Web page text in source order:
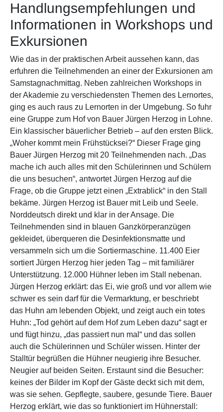
Handlungsempfehlungen und
Informationen in Workshops und
Exkursionen
Wie das in der praktischen Arbeit aussehen kann, das
erfuhren die Teilnehmenden an einer der Exkursionen am
Samstagnachmittag. Neben zahlreichen Workshops in
der Akademie zu verschiedensten Themen des Lernortes,
ging es auch raus zu Lernorten in der Umgebung. So fuhr
eine Gruppe zum Hof von Bauer Jürgen Herzog in Lohne.
Ein klassischer bäuerlicher Betrieb – auf den ersten Blick.
„Woher kommt mein Frühstücksei?“ Dieser Frage ging
Bauer Jürgen Herzog mit 20 Teilnehmenden nach. „Das
mache ich auch alles mit den Schülerinnen und Schülern
die uns besuchen“, antwortet Jürgen Herzog auf die
Frage, ob die Gruppe jetzt einen „Extrablick“ in den Stall
bekäme. Jürgen Herzog ist Bauer mit Leib und Seele.
Norddeutsch direkt und klar in der Ansage. Die
Teilnehmenden sind in blauen Ganzkörperanzügen
gekleidet, überqueren die Desinfektionsmatte und
versammeln sich um die Sortiermaschine. 11.400 Eier
sortiert Jürgen Herzog hier jeden Tag – mit familiärer
Unterstützung. 12.000 Hühner leben im Stall nebenan.
Jürgen Herzog erklärt: das Ei, wie groß und vor allem wie
schwer es sein darf für die Vermarktung, er beschriebt
das Huhn am lebenden Objekt, und zeigt auch ein totes
Huhn: „Tod gehört auf dem Hof zum Leben dazu“ sagt er
und fügt hinzu, „das passiert nun mal“ und das sollen
auch die Schülerinnen und Schüler wissen. Hinter der
Stalltür begrüßen die Hühner neugierig ihre Besucher.
Neugier auf beiden Seiten. Erstaunt sind die Besucher:
keines der Bilder im Kopf der Gäste deckt sich mit dem,
was sie sehen. Gepflegte, saubere, gesunde Tiere. Bauer
Herzog erklärt, wie das so funktioniert im Hühnerstall: